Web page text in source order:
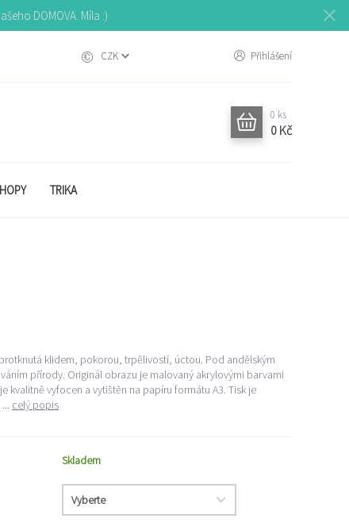
DOMOVA. Míla :)
CZK Přihlášení
0 ks
0 Kč
TRIKA
klidem, pokorou, trpělivostí, úctou. Pod andělským
přírody. Originál obrazu je malovaný akrylovými barvami
kvalitně vyfocen a vytištěn na papíru formátu A3. Tisk je
celý popis
Skladem